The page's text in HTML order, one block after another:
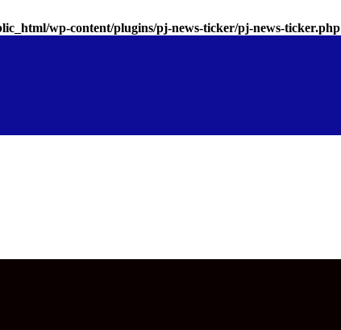
wp-content/plugins/pj-news-ticker/pj-news-ticker.php